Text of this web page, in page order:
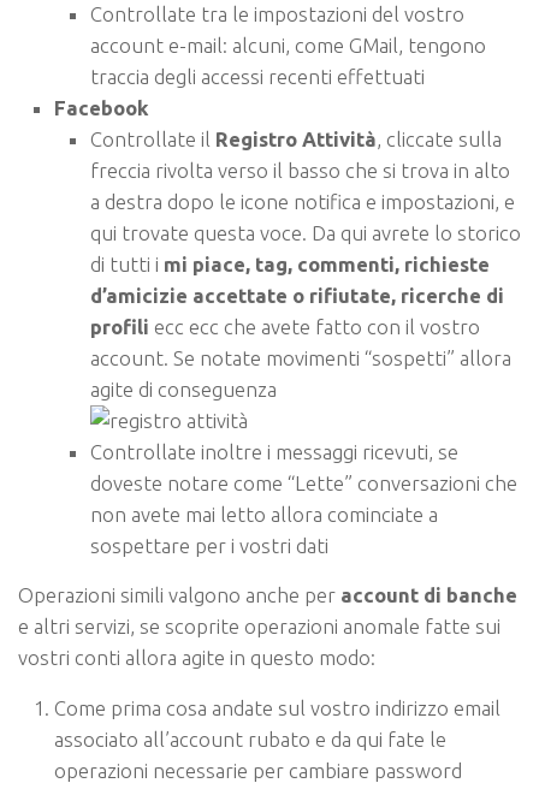
Controllate tra le impostazioni del vostro
account e-mail: alcuni, come GMail, tengono
traccia degli accessi recenti effettuati
Facebook
Controllate il Registro Attività , cliccate sulla
freccia rivolta verso il basso che si trova in alto
a destra dopo le icone notifica e impostazioni, e
qui trovate questa voce. Da qui avrete lo storico
di tutti i mi piace, tag, commenti, richieste
d’amicizie accettate o rifiutate, ricerche di
profili ecc ecc che avete fatto con il vostro
account. Se notate movimenti “sospetti” allora
agite di conseguenza
Controllate inoltre i messaggi ricevuti, se
doveste notare come “Lette” conversazioni che
non avete mai letto allora cominciate a
sospettare per i vostri dati
Operazioni simili valgono anche per account di banche
e altri servizi, se scoprite operazioni anomale fatte sui
vostri conti allora agite in questo modo:
Come prima cosa andate sul vostro indirizzo email
associato all’account rubato e da qui fate le
operazioni necessarie per cambiare password